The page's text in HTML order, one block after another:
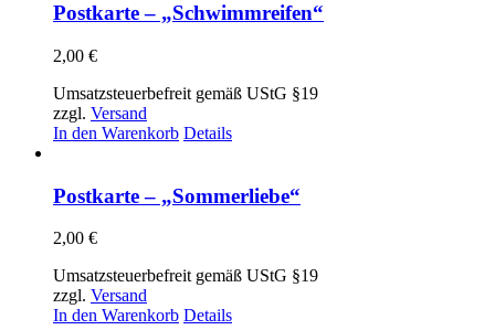
Postkarte – „Schwimmreifen“
2,00 €
Umsatzsteuerbefreit gemäß UStG §19
zzgl. Versand
In den Warenkorb Details
Postkarte – „Sommerliebe“
2,00 €
Umsatzsteuerbefreit gemäß UStG §19
zzgl. Versand
In den Warenkorb Details